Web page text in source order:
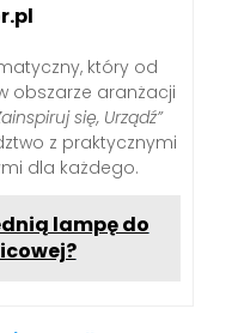
który od
obszarze aranżacji
się, Urządź”
z praktycznymi
dla każdego.
lampę do